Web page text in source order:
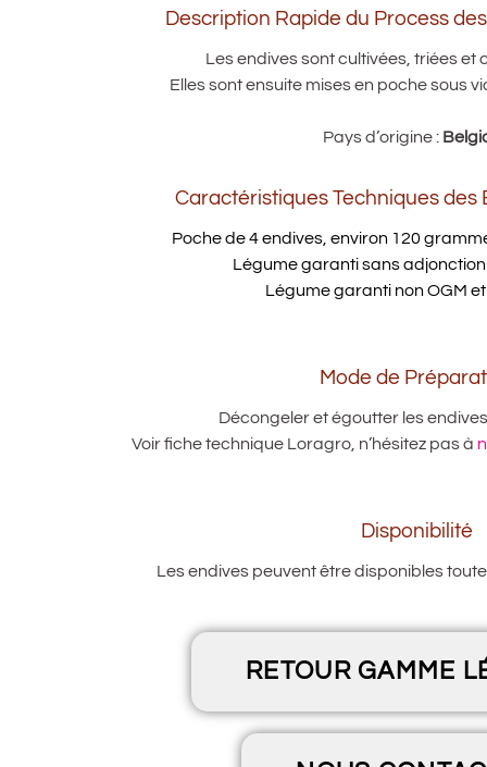
Description Rapide du Process
Les endives sont cultivées, triées et
Elles sont ensuite mises en poche sous
Pays d’origine :
Caractéristiques Techniques des
Poche de 4 endives, environ 120
Légume garanti sans adjonction
Légume garanti non OGM et
Mode de
Décongeler et égoutter les
Voir fiche technique Loragro, n’hésitez pas à
Disponibilité
Les endives peuvent être disponibles
RETOUR GAMME